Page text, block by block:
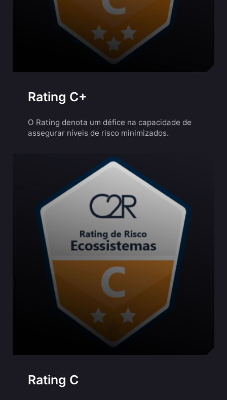
Rating C+
O Rating denota um défice na capacidade de
assegurar níveis de risco minimizados.
Rating C